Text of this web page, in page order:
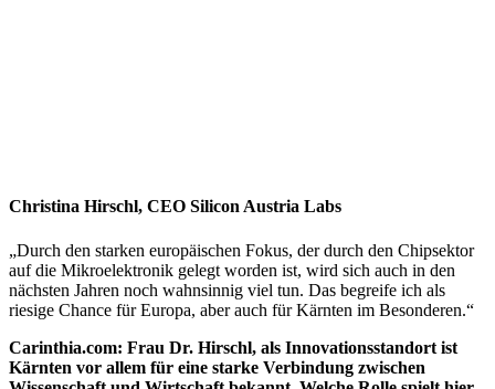
Christina Hirschl, CEO Silicon Austria Labs
„Durch den starken europäischen Fokus, der durch den Chipsektor
auf die Mikroelektronik gelegt worden ist, wird sich auch in den
nächsten Jahren noch wahnsinnig viel tun. Das begreife ich als
riesige Chance für Europa, aber auch für Kärnten im Besonderen.“
Carinthia.com: Frau Dr. Hirschl, als Innovationsstandort ist
Kärnten vor allem für eine starke Verbindung zwischen